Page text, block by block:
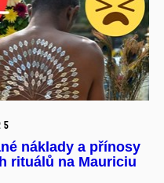
náklady a přínosy
rituálů na Mauriciu